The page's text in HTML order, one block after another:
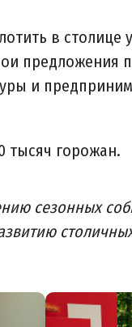
в столице
и
тысяч горожан.
сезонных